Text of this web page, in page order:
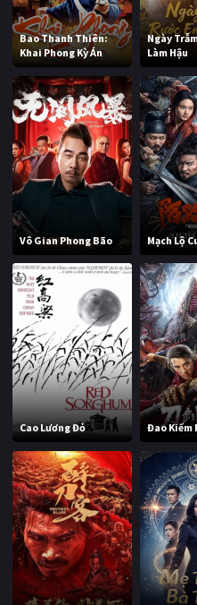
Bao Thanh Thiên:
Khai Phong Kỳ Án
Ngày
Làm Hậu
Vô Gian Phong Bão Mạch Lộ
Cao Lương Đỏ Đao Kiếm